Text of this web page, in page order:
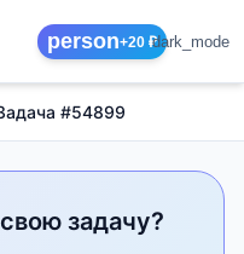
person+20 ₽dark_mode
#54899
задачу?